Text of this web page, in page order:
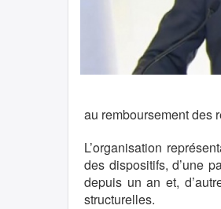
au remboursement des
L’organisation
des dispositifs, d’une
depuis un an et,
structurelles.